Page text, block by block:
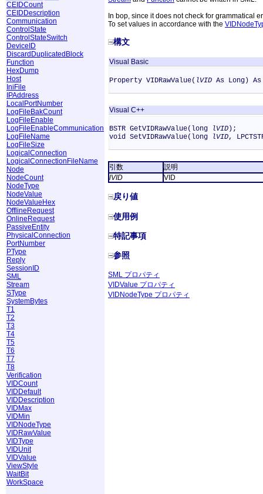
CEIDCount
CEIDDescription
Communication
ControlState
ControlStateSwitch
DeviceID
DiscardDuplicatedBlock
Function
HexDump
Host
IniFile
IPAddress
LocalPortNumber
LogFileBakCount
LogFileEnable
LogFileEnableCommunication
LogFileName
LogFileSize
LogicalConnection
LogicalConnectionFileName
Node
NodeCount
NodeType
NodeValue
NodeValueHex
OfflineRequest
OnlineRequest
PassiveEntity
PhysicalConnection
PortNumber
PType
Reply
SessionID
SML
Stream
SType
SystemBytes
T1
T2
T3
T4
T5
T6
T7
T8
Verification
VIDCount
VIDDefault
VIDDescription
VIDMax
VIDMin
VIDNodeType
VIDRawValue
VIDType
VIDUnit
VIDValue
ViewStyle
WaitBit
WorkSpace
In bop, since it does not check for grammatical
To set values in accordance with the
構文
Visual Basic
Property VIDRawValue( lVID As Long)
Visual C++
BSTR GetVIDRawValue(long lVID);
void SetVIDRawValue(long
lVID,
引数
説明
lVID
VID
戻り値
使用例
特記事項
参照
SML プロパティ
VIDValue プロパティ
VIDNodeType プロパティ